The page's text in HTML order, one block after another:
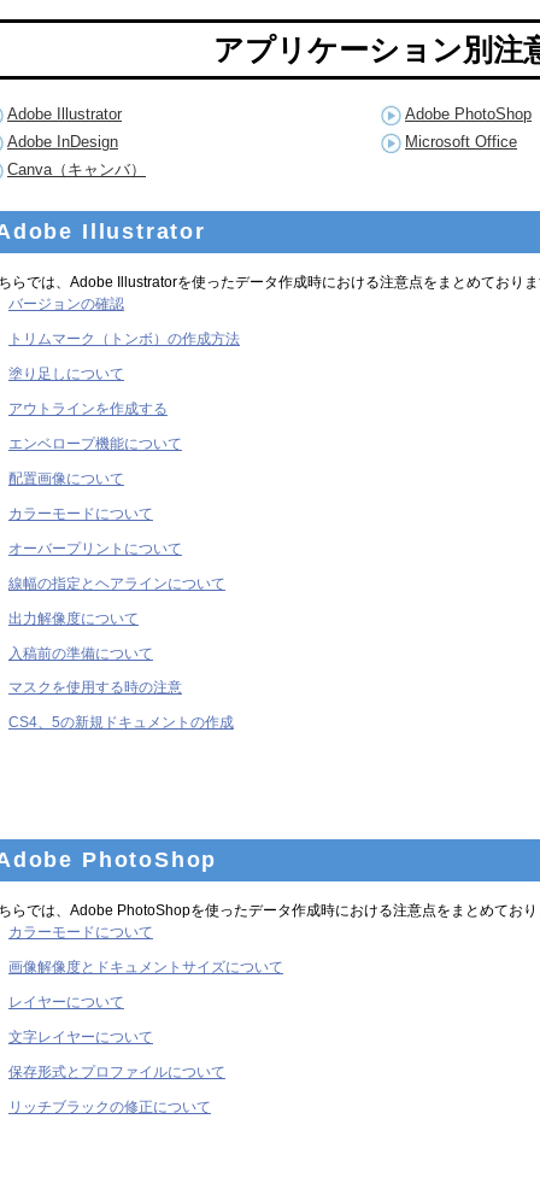
アプリケーション別注
Adobe Illustrator
Adobe PhotoShop
Adobe InDesign
Microsoft Office
Canva（キャンバ）
Illustrator
らでは、Adobe Illustratorを使ったデータ作成時における注意点をまとめておりま
バージョンの確認
トリムマーク（トンボ）の作成方法
塗り足しについて
アウトラインを作成する
エンベロープ機能について
配置画像について
カラーモードについて
オーバープリントについて
線幅の指定とヘアラインについて
出力解像度について
入稿前の準備について
マスクを使用する時の注意
CS4、5の新規ドキュメントの作成
PhotoShop
らでは、Adobe PhotoShopを使ったデータ作成時における注意点をまとめており
カラーモードについて
画像解像度とドキュメントサイズについて
レイヤーについて
文字レイヤーについて
保存形式とプロファイルについて
リッチブラックの修正について